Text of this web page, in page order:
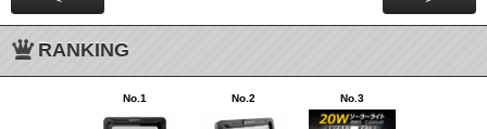
RANKING
No.1 No.2 No.3